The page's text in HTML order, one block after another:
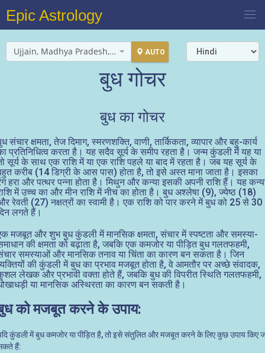
Epic Astrology
Ujjain, Madhya Pradesh, India AUTO
बुध गोचर
बुध का गोचर
संचार क्षमता, तेज दिमाग, स्मरणशक्ति, वाणी, तार्किकता, व्यापार और बहु-कार्य
प्रतिनिधित्व करता है। यह सदैव सूर्य के समीप रहता है। जन्म कुंडली में यह या
सूर्य के साथ एक राशि में या एक राशि पहले या बाद में रहता है। जब यह सूर्य के
करीब (14 डिग्री के आस पास) होता है, तो इसे अस्त माना जाता है। इसका
हरा और पत्थर पन्ना होता है। मिथुन और कन्या इसकी अपनी राशि हैं। यह
में उच्च का और मीन राशि में नीच का होता है। बुध अश्लेषा (9), ज्येष्ठ (18)
रेवती (27) नक्षत्रों का स्वामी है। एक राशि को पार करने में बुध को 25 से 30
लगते हैं।
मजबूत और शुभ बुध कुंडली में मानसिक क्षमता, संचार में स्पष्टता और समस्या-
की क्षमता को बढ़ाता है, जबकि एक कमजोर या पीड़ित बुध गलतफहमी,
समस्याओं और मानसिक तनाव या चिंता का कारण बन सकता है। जिन
की कुंडली में बुध का प्रभाव मजबूत होता है, वे आमतौर पर अच्छे संवादक,
लेखक और प्रभावी वक्ता होते हैं, जबकि बुध की विपरीत स्थिति गलतफहमी,
या मानसिक अस्थिरता का कारण बन सकती है।
को मजबूत करने के उपाय:
कुंडली में बुध कमजोर या पीड़ित है, तो इसे संतुलित और मजबूत करने के लिए कुछ उपाय किए
हैं: